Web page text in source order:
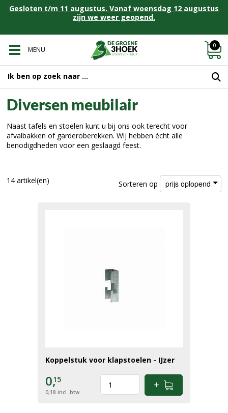
Gesloten t/m 11 augustus. Vanaf woensdag 12 augustus
zijn we weer geopend.
MENU
0
Diversen meubilair
Naast tafels en stoelen kunt u bij ons ook terecht voor
afvalbakken of garderoberekken. Wij hebben écht alle
benodigdheden voor een geslaagd feest.
Sorteren op prijs oplopend
14 artikel(en)
Koppelstuk voor klapstoelen - IJzer
0,15
0,18 incl. btw